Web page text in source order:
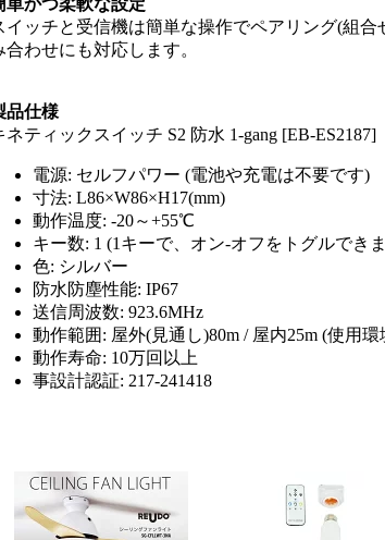
単かつ柔軟な設定
イッチと受信機は簡単な操作でペアリング(組
合わせにも対応します。
品仕様
ネティックスイッチ S2 防水 1-gang [EB-ES2187]
電源: セルフパワー (電池や充電は不要です)
寸法: L86×W86×H17(mm)
動作温度: -20～+55℃
キー数: 1 (1キーで、オン-オフをトグルでき
色: シルバー
防水防塵性能: IP67
送信周波数: 923.6MHz
動作範囲: 屋外(見通し)80m / 屋内25m (使用
動作寿命: 10万回以上
事設計認証: 217-241418